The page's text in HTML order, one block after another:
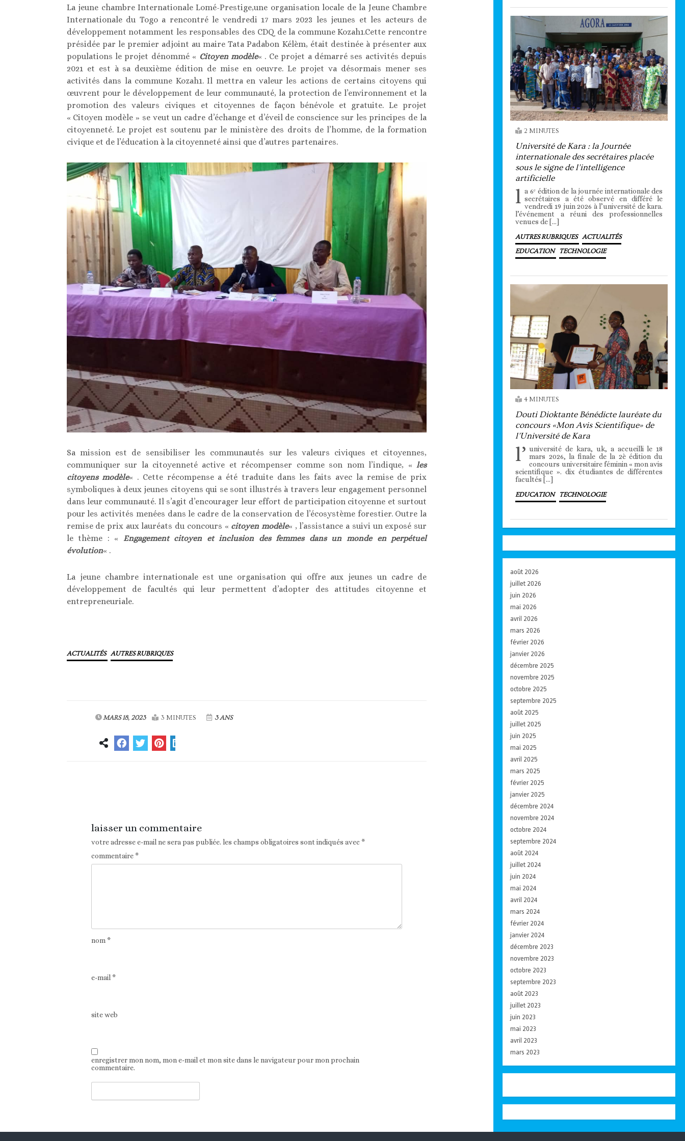
La jeune chambre Internationale Lomé-Prestige,une organisation locale de la Jeune Chambre
Internationale du Togo a rencontré le vendredi 17 mars 2023 les jeunes et les acteurs de
développement notamment les responsables des CDQ de la commune Kozah1.Cette rencontre
présidée par le premier adjoint au maire Tata Padabon Kélèm, était destinée à présenter aux
populations le projet dénommé « Citoyen modèle« . Ce projet a démarré ses activités depuis
2021 et est à sa deuxième édition de mise en oeuvre. Le projet va désormais mener ses
activités dans la commune Kozah1. Il mettra en valeur les actions de certains citoyens qui
œuvrent pour le développement de leur communauté, la protection de l’environnement et la
promotion des valeurs civiques et citoyennes de façon bénévole et gratuite. Le projet
« Citoyen modèle » se veut un cadre d’échange et d’éveil de conscience sur les principes de la
citoyenneté. Le projet est soutenu par le ministère des droits de l’homme, de la formation
civique et de l’éducation à la citoyenneté ainsi que d’autres partenaires.
Sa mission est de sensibiliser les communautés sur les valeurs civiques et citoyennes,
communiquer sur la citoyenneté active et récompenser comme son nom l’indique, «les
citoyens modèle« . Cette récompense a été traduite dans les faits avec la remise de prix
symboliques à deux jeunes citoyens qui se sont illustrés à travers leur engagement personnel
dans leur communauté. Il s’agit d’encourager leur effort de participation citoyenne et surtout
pour les activités menées dans le cadre de la conservation de l’écosystème forestier. Outre la
remise de prix aux lauréats du concours « citoyen modèle« , l’assistance a suivi un exposé sur
le thème : « Engagement citoyen et inclusion des femmes dans un monde en perpétuel
évolution« .
La jeune chambre internationale est une organisation qui offre aux jeunes un cadre de
développement de facultés qui leur permettent d’adopter des attitudes citoyenne et
entrepreneuriale.
ACTUALITÉS AUTRES RUBRIQUES
MARS 18, 2023 3 MINUTES 3 ANS
laisser un commentaire
votre adresse e-mail ne sera pas publiée. les champs obligatoires sont indiqués avec*
commentaire*
nom *
e-mail *
site web
enregistrer mon nom, mon e-mail et mon site dans le navigateur pour mon prochain
commentaire.
2 MINUTES
Université de Kara : la Journée
internationale des secrétaires placée
sous le signe de l’intelligence
artificielle
l a 6ᵉ édition de la journée internationale des
secrétaires a été observé en différé le
vendredi 19 juin 2026 à l’université de kara.
l’événement a réuni des professionnelles
venues de […]
AUTRES RUBRIQUES ACTUALITÉS
EDUCATION TECHNOLOGIE
4 MINUTES
Douti Dioktante Bénédicte lauréate du
concours «Mon Avis Scientifique» de
l’Université de Kara
l’ université de kara, uk, a accueilli le 18
mars 2026, la finale de la 2è édition du
concours universitaire féminin « mon avis
scientifique ». dix étudiantes de différentes
facultés […]
EDUCATION TECHNOLOGIE
août 2026
juillet 2026
juin 2026
mai 2026
avril 2026
mars 2026
février 2026
janvier 2026
décembre 2025
novembre 2025
octobre 2025
septembre 2025
août 2025
juillet 2025
juin 2025
mai 2025
avril 2025
mars 2025
février 2025
janvier 2025
décembre 2024
novembre 2024
octobre 2024
septembre 2024
août 2024
juillet 2024
juin 2024
mai 2024
avril 2024
mars 2024
février 2024
janvier 2024
décembre 2023
novembre 2023
octobre 2023
septembre 2023
août 2023
juillet 2023
juin 2023
mai 2023
avril 2023
mars 2023